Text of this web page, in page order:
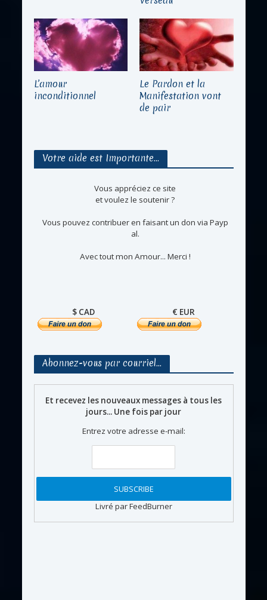
L’amour
inconditionnel
Le Pardon et la
Manifestation vont
de pair
Votre aide est Importante…
Vous appréciez ce site
et voulez le soutenir ?
Vous pouvez contribuer en faisant un don via Payp
al.
Avec tout mon Amour... Merci !
$ CAD € EUR
Abonnez-vous par courriel…
Et recevez les nouveaux messages à tous les
jours... Une fois par jour
Entrez votre adresse e-mail:
Livré par FeedBurner